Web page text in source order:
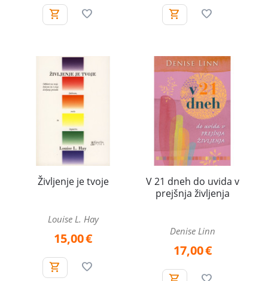
Življenje je tvoje
Louise L. Hay
15,00€
V 21 dneh do uvida v
prejšnja življenja
Denise Linn
17,00€